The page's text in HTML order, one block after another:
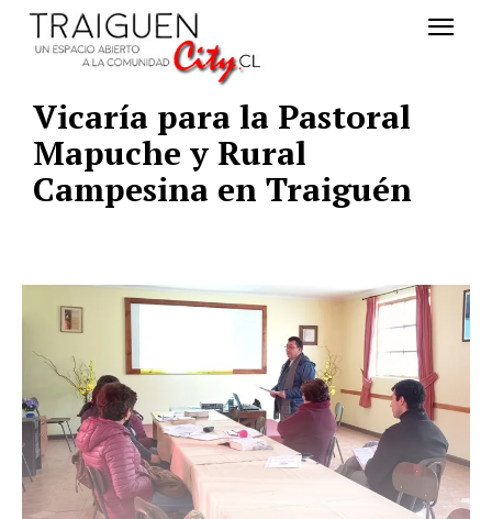
Vicaría para la Pastoral
Mapuche y Rural
Campesina en Traiguén